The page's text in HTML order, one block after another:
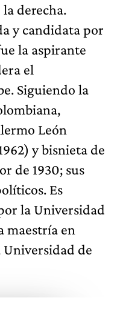
derecha.
y candidata por
la aspirante
el
Siguiendo la
León
y bisnieta de
de 1930; sus
Es
la Universidad
maestría en
de